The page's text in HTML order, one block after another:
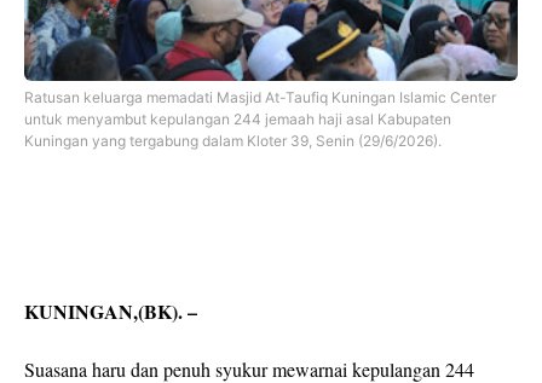
Ratusan keluarga memadati Masjid At-Taufiq Kuningan Islamic Center
untuk menyambut kepulangan 244 jemaah haji asal Kabupaten
Kuningan yang tergabung dalam Kloter 39, Senin (29/6/2026).
KUNINGAN,(BK). –
Suasana haru dan penuh syukur mewarnai kepulangan 244